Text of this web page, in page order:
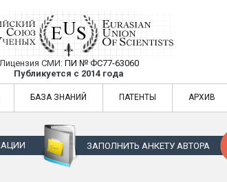
Союз Ученых —
СМИ:ПИ № ФС77-63060
Публикуется с 2014 года
— публикация научных статей в
БАЗА ЗНАНИЙ ПАТЕНТЫ АРХИВ
ЗАПОЛНИТЬ АНКЕТУ АВТОРА